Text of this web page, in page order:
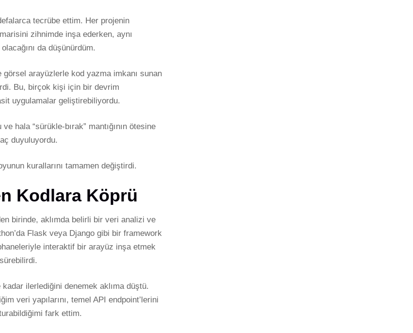
tecrübe ettim. Her projenin
zihnimde inşa ederken, aynı
da düşünürdüm.
arayüzlerle kod yazma imkanı sunan
Bu, birçok kişi için bir devrim
uygulamalar geliştirebiliyordu.
hala “sürükle-bırak” mantığının ötesine
duyuluyordu.
kurallarını tamamen değiştirdi.
Kodlara Köprü
birinde, aklımda belirli bir veri analizi ve
Flask veya Django gibi bir framework
interaktif bir arayüz inşa etmek
ilerlediğini denemek aklıma düştü.
veri yapılarını, temel API endpoint’lerini
fark ettim.